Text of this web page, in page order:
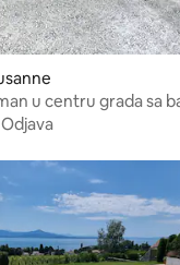
u centru grada sa
Odjava